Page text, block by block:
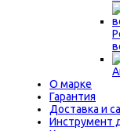
О марке
Гарантия
Доставка и
Инструмент